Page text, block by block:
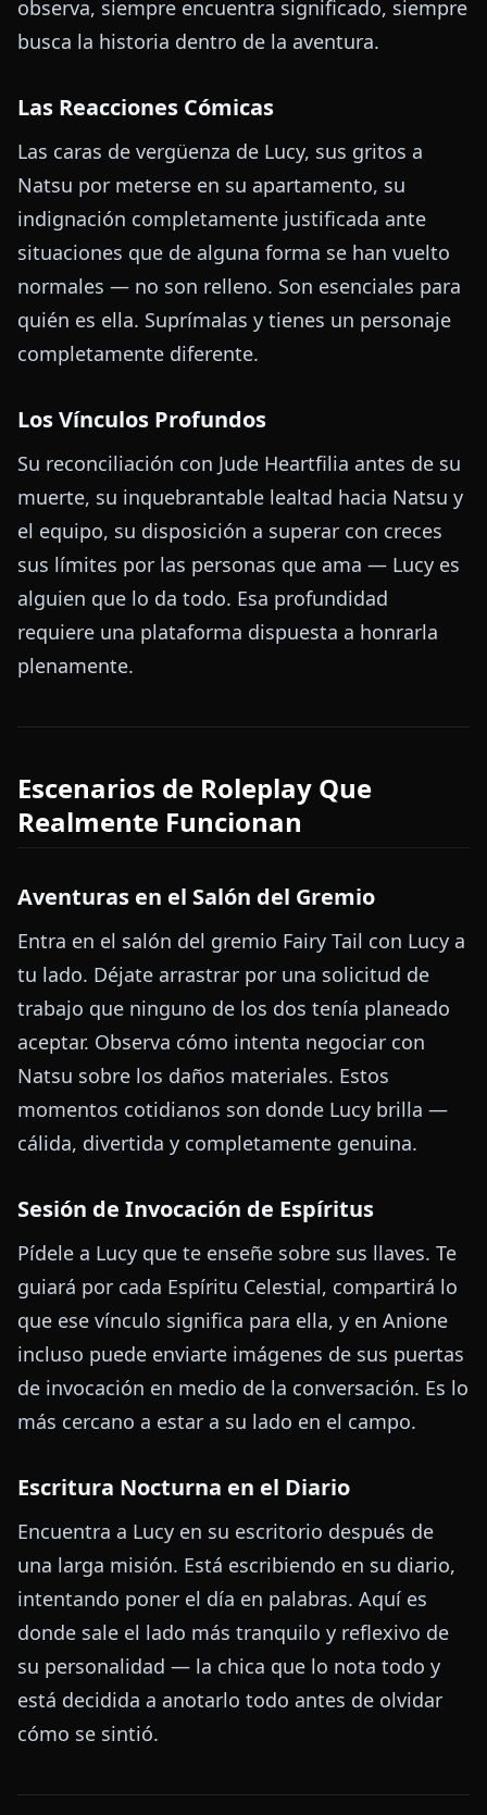
observa, siempre encuentra significado, siempre
busca la historia dentro de la aventura.
Las Reacciones Cómicas
Las caras de vergüenza de Lucy, sus gritos a
Natsu por meterse en su apartamento, su
indignación completamente justificada ante
situaciones que de alguna forma se han vuelto
normales — no son relleno. Son esenciales para
quién es ella. Suprímalas y tienes un personaje
completamente diferente.
Los Vínculos Profundos
Su reconciliación con Jude Heartfilia antes de su
muerte, su inquebrantable lealtad hacia Natsu y
el equipo, su disposición a superar con creces
sus límites por las personas que ama — Lucy es
alguien que lo da todo. Esa profundidad
requiere una plataforma dispuesta a honrarla
plenamente.
Escenarios de Roleplay Que
Realmente Funcionan
Aventuras en el Salón del Gremio
Entra en el salón del gremio Fairy Tail con Lucy a
tu lado. Déjate arrastrar por una solicitud de
trabajo que ninguno de los dos tenía planeado
aceptar. Observa cómo intenta negociar con
Natsu sobre los daños materiales. Estos
momentos cotidianos son donde Lucy brilla —
cálida, divertida y completamente genuina.
Sesión de Invocación de Espíritus
Pídele a Lucy que te enseñe sobre sus llaves. Te
guiará por cada Espíritu Celestial, compartirá lo
que ese vínculo significa para ella, y en Anione
incluso puede enviarte imágenes de sus puertas
de invocación en medio de la conversación. Es lo
más cercano a estar a su lado en el campo.
Escritura Nocturna en el Diario
Encuentra a Lucy en su escritorio después de
una larga misión. Está escribiendo en su diario,
intentando poner el día en palabras. Aquí es
donde sale el lado más tranquilo y reflexivo de
su personalidad — la chica que lo nota todo y
está decidida a anotarlo todo antes de olvidar
cómo se sintió.